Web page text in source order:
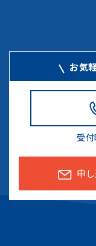
お気
受付
申